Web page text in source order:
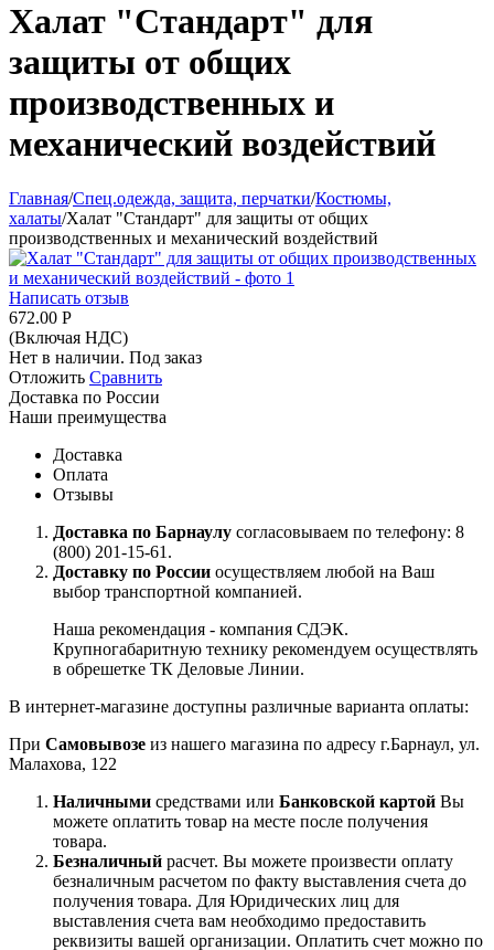
Халат "Стандарт" для
защиты от общих
производственных и
механический воздействий
Главная/Спец.одежда, защита, перчатки/Костюмы,
халаты/Халат "Стандарт" для защиты от общих
производственных и механический воздействий
Написать отзыв
672.00 Р
(Включая НДС)
Нет в наличии. Под заказ
Отложить Сравнить
Доставка по России
Наши преимущества
Доставка
Оплата
Отзывы
Доставка по Барнаулу согласовываем по телефону: 8
(800) 201-15-61.
Доставку по России осуществляем любой на Ваш
выбор транспортной компанией.
Наша рекомендация - компания СДЭК.
Крупногабаритную технику рекомендуем осуществлять
в обрешетке ТК Деловые Линии.
В интернет-магазине доступны различные варианта оплаты:
При Самовывозе из нашего магазина по адресу г.Барнаул, ул.
Малахова, 122
Наличными средствами или Банковской картой Вы
можете оплатить товар на месте после получения
товара.
Безналичный расчет. Вы можете произвести оплату
безналичным расчетом по факту выставления счета до
получения товара. Для Юридических лиц для
выставления счета вам необходимо предоставить
реквизиты вашей организации. Оплатить счет можно по